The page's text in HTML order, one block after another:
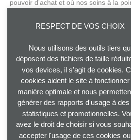
pouvoir d'achat et où nos soins à la
Avec -50% sur tous les massageset
Oui, on peut le dire dire haut et fort :
Bonnes fêtes à vous tous et du plus
merci! Merci infiniment pour la
témoignée tout au long de cette
de votre nouvel Institut.
Avec toute ma gratitude
Votre esthéticienne dévouée,
RESPECT DE VOS CHOIX
Nous utilisons des outils tiers
déposent des fichiers de taille
vos devices, il s'agit de cookies.
cookies aident le site à fonctionner
manière optimale et nous
générer des rapports d'usage à des
statistiques et promotionnelles.
avez le droit de choisir si vous
accepter l'usage de ces cookies